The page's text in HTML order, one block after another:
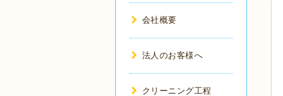
会社概要
法人のお客様へ
クリーニング工程